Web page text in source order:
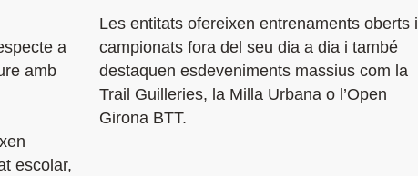
a
amb
escolar,
Les entitats ofereixen entrenaments oberts i
campionats fora del seu dia a dia i també
destaquen esdeveniments massius com la
Trail Guilleries, la Milla Urbana o l’Open
Girona BTT.